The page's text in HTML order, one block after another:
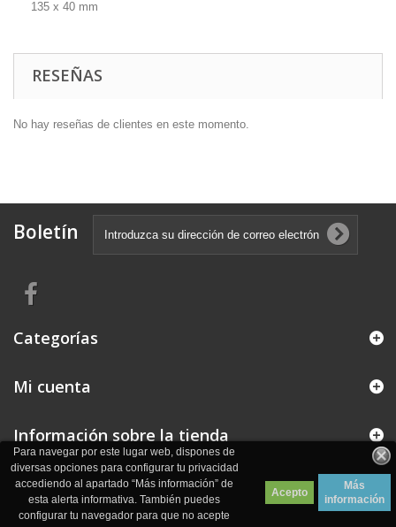
Para navegar por este lugar web, dispones de
diversas opciones para configurar tu privacidad
accediendo al apartado “Más información” de
esta alerta informativa. También puedes
configurar tu navegador para que no acepte
Acepto
Más
información
135 x 40 mm
RESEÑAS
No hay reseñas de clientes en este momento.
Boletín
Categorías
Mi cuenta
Información sobre la tienda